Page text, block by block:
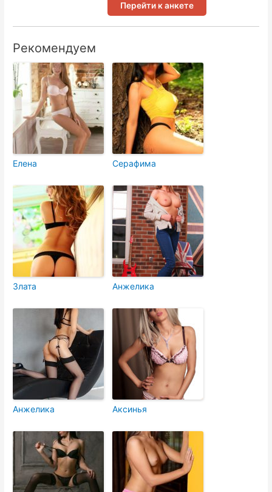
Перейти к анкете
Рекомендуем
Елена Серафима
Злата Анжелика
Анжелика Аксинья